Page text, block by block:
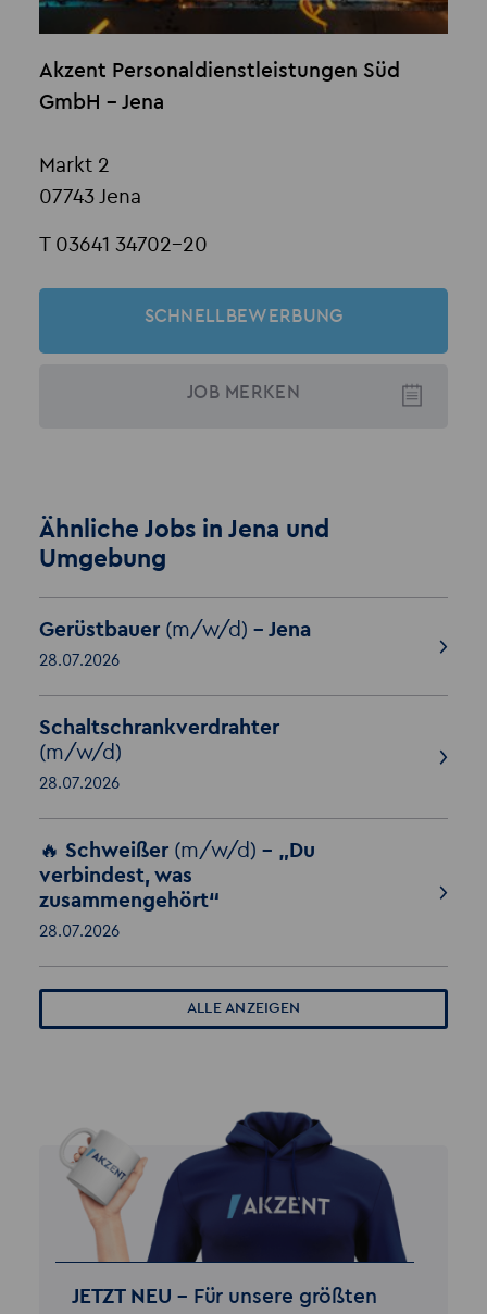
Akzent Personaldienstleistungen Süd
GmbH - Jena
Markt 2
07743 Jena
T 03641 34702-20
SCHNELLBEWERBUNG
JOB MERKEN
Ähnliche Jobs in Jena und
Umgebung
Gerüstbauer (m/w/d) – Jena
28.07.2026
Schaltschrankverdrahter
(m/w/d)
28.07.2026
🔥 Schweißer (m/w/d) – „Du
verbindest, was
zusammengehört“
28.07.2026
ALLE ANZEIGEN
JETZT NEU – Für unsere größten